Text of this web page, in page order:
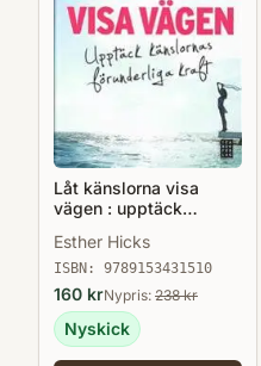
Låt känslorna visa
vägen : upptäck
kraft
Esther Hicks
ISBN: 9789153431510
160 krNypris: 238kr
Nyskick